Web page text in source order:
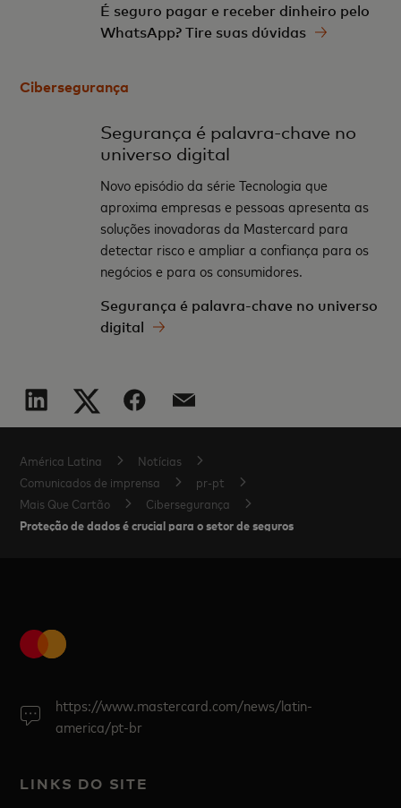
É seguro pagar e receber dinheiro pelo
WhatsApp? Tire suas dúvidas
Cibersegurança
Segurança é palavra-chave no
universo digital
Novo episódio da série Tecnologia que
aproxima empresas e pessoas apresenta as
soluções inovadoras da Mastercard para
detectar risco e ampliar a confiança para os
negócios e para os consumidores.
Segurança é palavra-chave no universo
digital
América Latina
Notícias
Comunicados de imprensa
pr-pt
Mais Que Cartão
Cibersegurança
Proteção de dados é crucial para o setor de seguros
https://www.mastercard.com/news/latin-
america/pt-br
LINKS DO SITE